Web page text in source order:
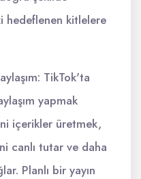
hedeflenen kitlelere
TikTok'ta
yapmak
içerikler üretmek,
canlı tutar ve daha
Planlı bir yayın